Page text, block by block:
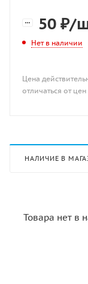
50 ₽/
Нет в наличии
Цена
отличаться от
НАЛИЧИЕ В
Товара нет в